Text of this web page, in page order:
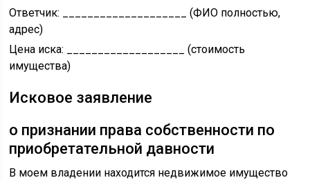
Ответчик: ____________________ (ФИО полностью,
адрес)
Цена иска: ___________________ (стоимость
имущества)
Исковое заявление
о признании права собственности по
приобретательной давности
В моем владении находится недвижимое имущество